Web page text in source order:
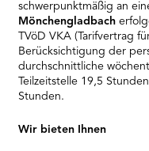
schwerpunktmäßig an
Mönchengladbach
TVöD VKA (Tarifvertrag
Berücksichtigung der
durchschnittliche
Teilzeitstelle 19,5
Stunden.
Wir bieten Ihnen